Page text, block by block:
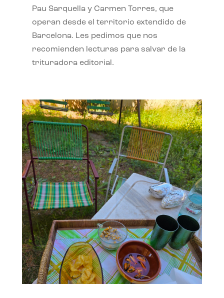
Pau Sarquella y Carmen Torres, que
operan desde el territorio extendido de
Barcelona. Les pedimos que nos
recomienden lecturas para salvar de la
trituradora editorial.